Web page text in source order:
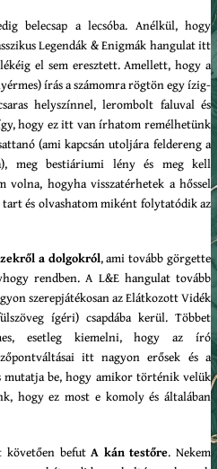
belecsap a lecsóba. Anélkül, hogy
Legendák & Enigmák hangulat itt
el sem eresztett. Amellett, hogy a
írás a számomra rögtön egy ízig-
helyszínnel, lerombolt faluval és
hogy ez itt van írhatom remélhetünk
(ami kapcsán utoljára feldereng a
meg bestiáriumi lény és meg kell
volna, hogyha visszatérhetek a hőssel
és olvashatom miként folytatódik az
a dolgokról, ami tovább görgette
rendben. A L&E hangulat tovább
szerepjátékosan az Elátkozott Vidék
ígéri) csapdába kerül. Többet
esetleg kiemelni, hogy az író
itt nagyon erősek és a
be, hogy amikor történik velük
hogy ez most e komoly és általában
követően befutA kán testőre. Nekem